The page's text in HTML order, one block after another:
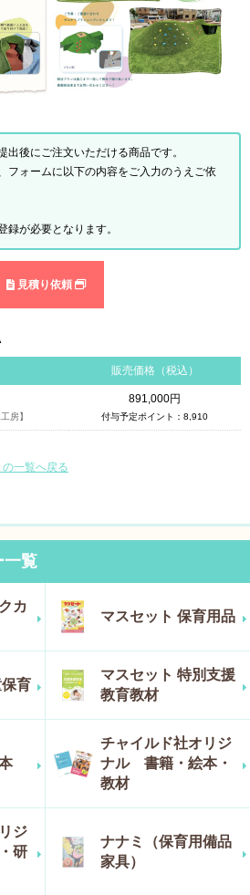
出後にご注文いただける商品です。
フォームに以下の内容をご入力のうえご依
が必要となります。
見積り依頼
販売価格（税込）
房】
891,000円
付与予定ポイント：8,910
一覧へ戻る
一覧
カ
マスセット 保育用品
育
マスセット 特別支援
教育教材
チャイルド社オリジ
ナル 書籍・絵本・
教材
ジ
研
ナナミ（保育用備品
家具）